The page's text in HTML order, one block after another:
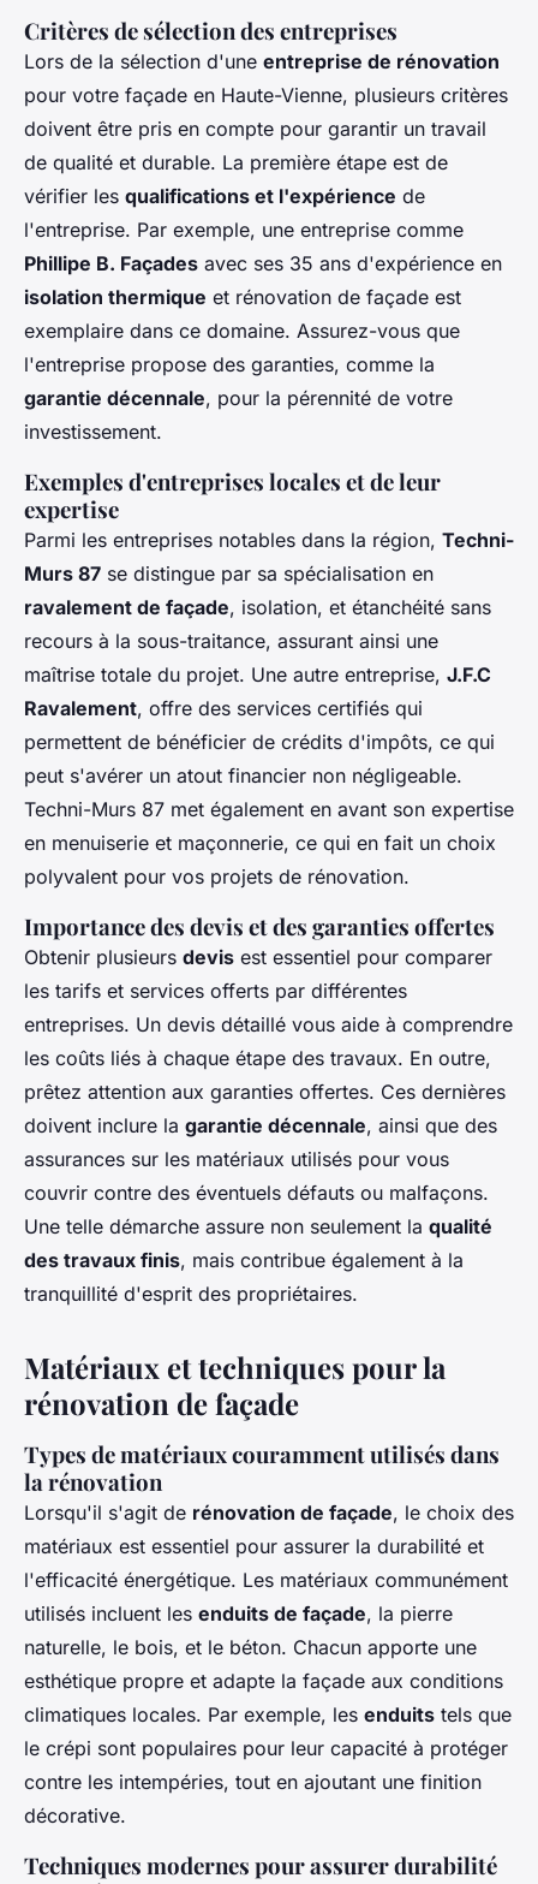
Critères de sélection des entreprises
Lors de la sélection d'une entreprise de rénovation
pour votre façade en Haute-Vienne, plusieurs critères
doivent être pris en compte pour garantir un travail
de qualité et durable. La première étape est de
vérifier les qualifications et l'expérience de
l'entreprise. Par exemple, une entreprise comme
Phillipe B. Façades avec ses 35 ans d'expérience en
isolation thermique et rénovation de façade est
exemplaire dans ce domaine. Assurez-vous que
l'entreprise propose des garanties, comme la
garantie décennale, pour la pérennité de votre
investissement.
Exemples d'entreprises locales et de leur
expertise
Parmi les entreprises notables dans la région, Techni-
Murs 87 se distingue par sa spécialisation en
ravalement de façade, isolation, et étanchéité sans
recours à la sous-traitance, assurant ainsi une
maîtrise totale du projet. Une autre entreprise, J.F.C
Ravalement, offre des services certifiés qui
permettent de bénéficier de crédits d'impôts, ce qui
peut s'avérer un atout financier non négligeable.
Techni-Murs 87 met également en avant son expertise
en menuiserie et maçonnerie, ce qui en fait un choix
polyvalent pour vos projets de rénovation.
Importance des devis et des garanties offertes
Obtenir plusieurs devis est essentiel pour comparer
les tarifs et services offerts par différentes
entreprises. Un devis détaillé vous aide à comprendre
les coûts liés à chaque étape des travaux. En outre,
prêtez attention aux garanties offertes. Ces dernières
doivent inclure la garantie décennale, ainsi que des
assurances sur les matériaux utilisés pour vous
couvrir contre des éventuels défauts ou malfaçons.
Une telle démarche assure non seulement la qualité
des travaux finis, mais contribue également à la
tranquillité d'esprit des propriétaires.
Matériaux et techniques pour la
rénovation de façade
Types de matériaux couramment utilisés dans
la rénovation
Lorsqu'il s'agit de rénovation de façade, le choix des
matériaux est essentiel pour assurer la durabilité et
l'efficacité énergétique. Les matériaux communément
utilisés incluent les enduits de façade, la pierre
naturelle, le bois, et le béton. Chacun apporte une
esthétique propre et adapte la façade aux conditions
climatiques locales. Par exemple, les enduits tels que
le crépi sont populaires pour leur capacité à protéger
contre les intempéries, tout en ajoutant une finition
décorative.
Techniques modernes pour assurer durabilité